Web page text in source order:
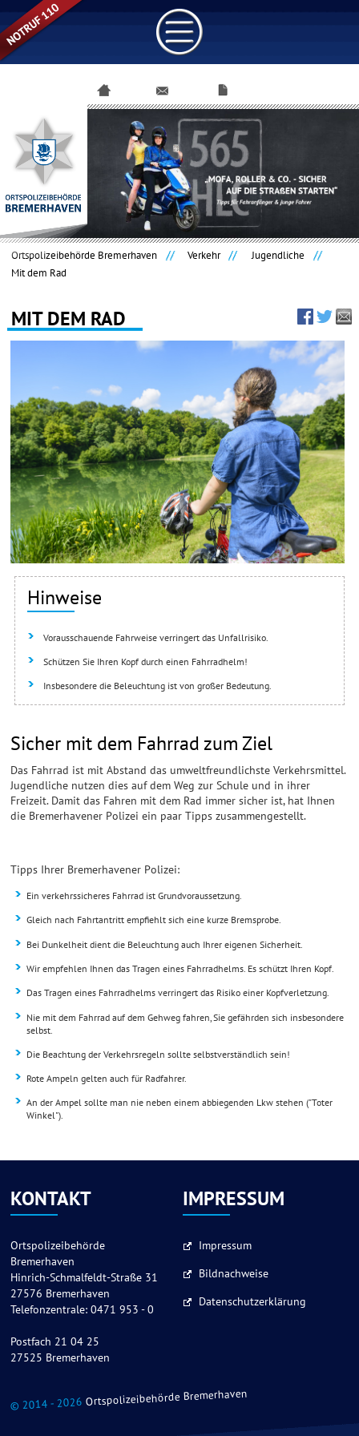
überspringen
Ortspolizeibehörde Bremerhaven Verkehr
Jugendliche
Mit dem Rad
MIT DEM RAD
Hinweise
Vorausschauende Fahrweise verringert das Unfallrisiko.
Schützen Sie Ihren Kopf durch einen Fahrradhelm!
Insbesondere die Beleuchtung ist von großer Bedeutung.
Sicher mit dem Fahrrad zum Ziel
Das Fahrrad ist mit Abstand das umweltfreundlichste Verkehrsmittel.
Jugendliche nutzen dies auf dem Weg zur Schule und in ihrer
Freizeit. Damit das Fahren mit dem Rad immer sicher ist, hat Ihnen
die Bremerhavener Polizei ein paar Tipps zusammengestellt.
Tipps Ihrer Bremerhavener Polizei:
Ein verkehrssicheres Fahrrad ist Grundvoraussetzung.
Gleich nach Fahrtantritt empfiehlt sich eine kurze Bremsprobe.
Bei Dunkelheit dient die Beleuchtung auch Ihrer eigenen Sicherheit.
Wir empfehlen Ihnen das Tragen eines Fahrradhelms. Es schützt Ihren Kopf.
Das Tragen eines Fahrradhelms verringert das Risiko einer Kopfverletzung.
Nie mit dem Fahrrad auf dem Gehweg fahren, Sie gefährden sich insbesondere
selbst.
Die Beachtung der Verkehrsregeln sollte selbstverständlich sein!
Rote Ampeln gelten auch für Radfahrer.
An der Ampel sollte man nie neben einem abbiegenden Lkw stehen ("Toter
Winkel").
KONTAKT
Ortspolizeibehörde
Bremerhaven
Hinrich-Schmalfeldt-Straße 31
27576 Bremerhaven
Telefonzentrale: 0471 953 - 0
Postfach 21 04 25
27525 Bremerhaven
IMPRESSUM
Impressum
Bildnachweise
Datenschutzerklärung
© 2014 - 2026 Ortspolizeibehörde Bremerhaven